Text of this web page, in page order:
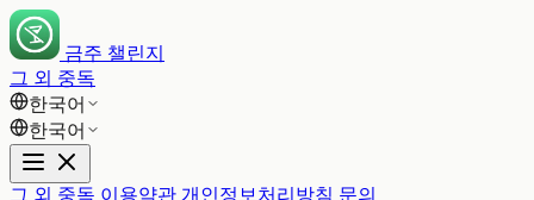
금주 챌린지
그 외 중독
한국어
한국어
그 외 중독 이용약관 개인정보처리방침 문의